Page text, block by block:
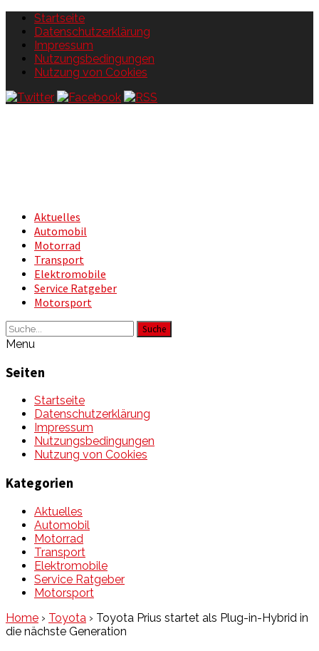
Startseite
Datenschutzerklärung
Impressum
Nutzungsbedingungen
Nutzung von Cookies
Aktuelles
Automobil
Motorrad
Transport
Elektromobile
Service Ratgeber
Motorsport
Suche
Menu
Seiten
Startseite
Datenschutzerklärung
Impressum
Nutzungsbedingungen
Nutzung von Cookies
Kategorien
Aktuelles
Automobil
Motorrad
Transport
Elektromobile
Service Ratgeber
Motorsport
Home › Toyota › Toyota Prius startet als Plug-in-Hybrid in
die nächste Generation